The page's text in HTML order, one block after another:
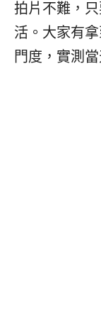
拍片不難，
活。大家有
門度，實測